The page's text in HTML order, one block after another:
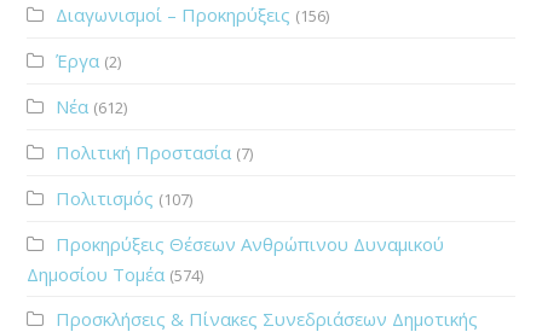
Διαγωνισμοί – Προκηρύξεις (156)
Έργα (2)
Νέα (612)
Πολιτική Προστασία (7)
Πολιτισμός (107)
Προκηρύξεις Θέσεων Ανθρώπινου Δυναμικού
Δημοσίου Τομέα (574)
Προσκλήσεις & Πίνακες Συνεδριάσεων Δημοτικής